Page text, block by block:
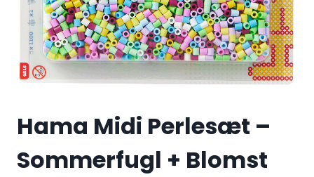
Hama Midi Perlesæt –
Sommerfugl + Blomst